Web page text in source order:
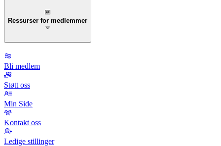
Ressurser for medlemmer
Bli medlem
Støtt oss
Min Side
Kontakt oss
Ledige stillinger